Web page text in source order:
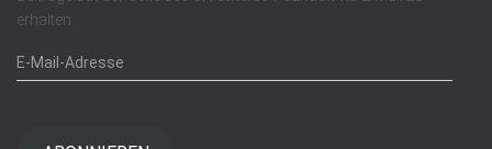
erhalten.
E
-